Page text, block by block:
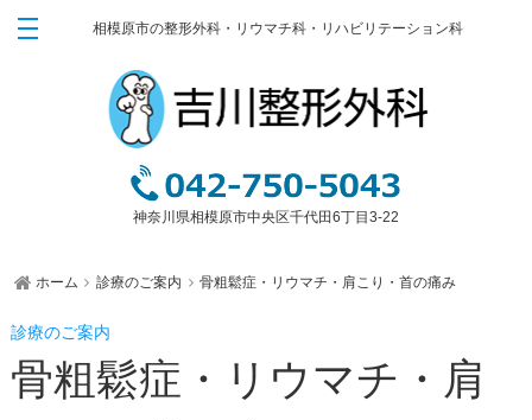
相模原市の整形外科・リウマチ科・リハビリテーション科
神奈川県相模原市中央区千代田6丁目3-22
ごあいさつ
膝・腰・肩の障害
関節運動学的アプローチ
ブロック注射
ホーム 診療のご案内 骨粗鬆症・リウマチ・肩こり・首の痛み
骨粗鬆症・リウマチ・肩